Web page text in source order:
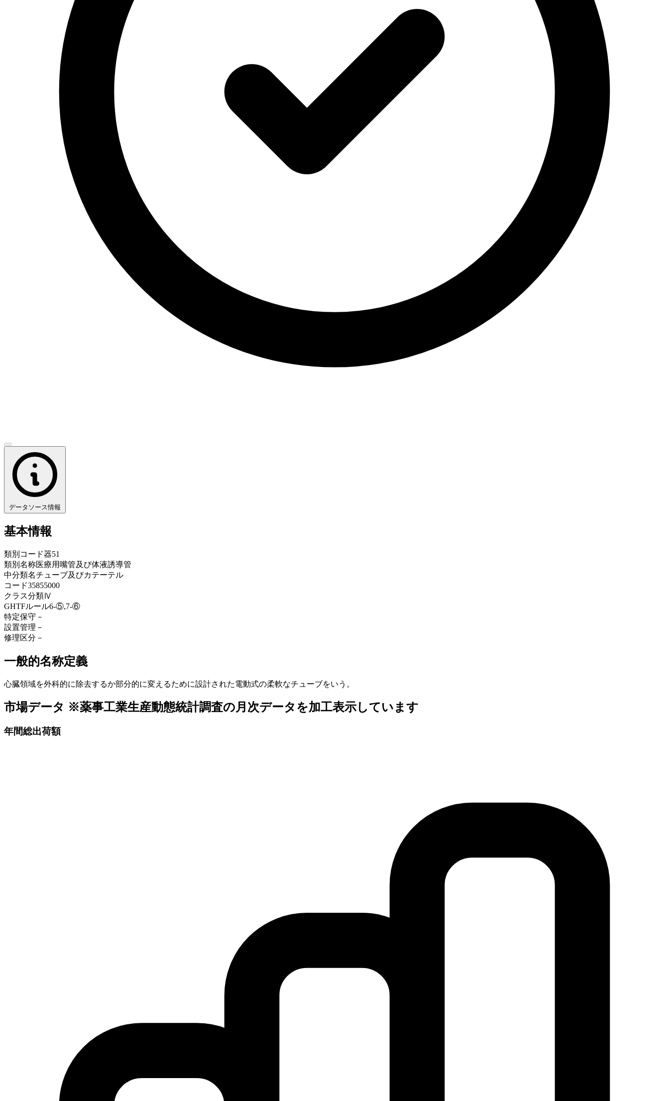
データソース情報
基本情報
類別コード器51
類別名称医療用嘴管及び体液誘導管
中分類名チューブ及びカテーテル
コード35855000
クラス分類Ⅳ
GHTFルール6-⑤,7-⑥
特定保守 －
設置管理 －
修理区分 －
一般的名称定義
心臓領域を外科的に除去するか部分的に変えるために設計された電動式の柔軟なチューブをいう。
市場データ ※薬事工業生産動態統計調査の月次データを加工表示しています
年間総出荷額